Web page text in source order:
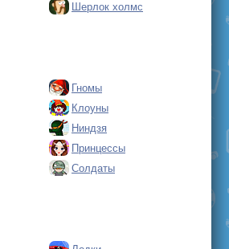
Шерлок холмс
Гномы
Клоуны
Ниндзя
Принцессы
Солдаты